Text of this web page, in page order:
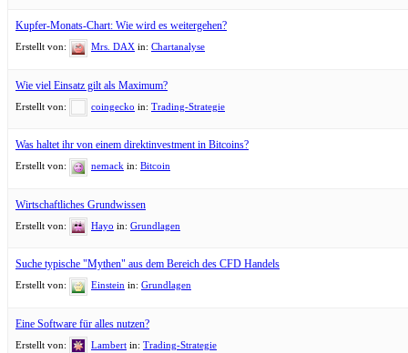
Kupfer-Monats-Chart: Wie wird es weitergehen?
Erstellt von: Mrs. DAX in: Chartanalyse
Wie viel Einsatz gilt als Maximum?
Erstellt von: coingecko in: Trading-Strategie
Was haltet ihr von einem direktinvestment in Bitcoins?
Erstellt von: nemack in: Bitcoin
Wirtschaftliches Grundwissen
Erstellt von: Hayo in: Grundlagen
Suche typische "Mythen" aus dem Bereich des CFD Handels
Erstellt von: Einstein in: Grundlagen
Eine Software für alles nutzen?
Erstellt von: Lambert in: Trading-Strategie